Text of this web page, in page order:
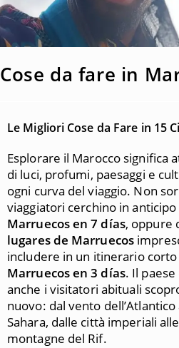
Cose da fare in
Le Migliori Cose da Fare in 15
Esplorare il Marocco significa
di luci, profumi, paesaggi e
ogni curva del viaggio. Non
viaggiatori cerchino in anticipo
Marruecos en 7 días, oppure
lugares de Marruecos
includere in un itinerario
Marruecos en 3 días. Il
anche i visitatori abituali
nuovo: dal vento
Sahara, dalle città imperiali
montagne del Rif.